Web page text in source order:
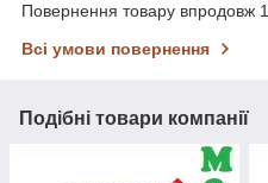
Повернення товару впродовж
Всі умови повернення
Подібні товари компанії